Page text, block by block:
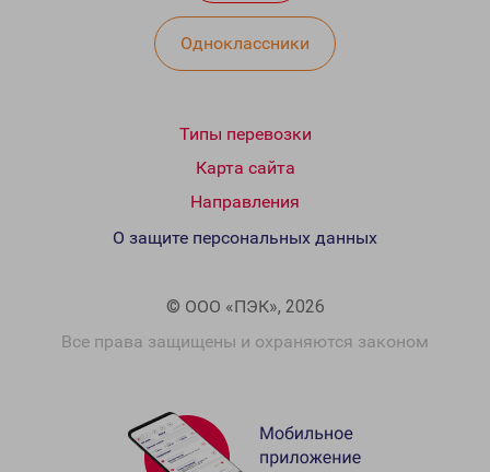
Одноклассники
Типы перевозки
Карта сайта
Направления
© ООО «ПЭК», 2026
Все права защищены и охраняются законом
О защите персональных данных